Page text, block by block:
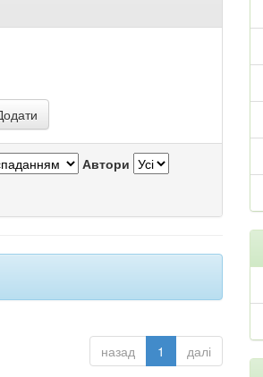
Автори
назад 1 далі